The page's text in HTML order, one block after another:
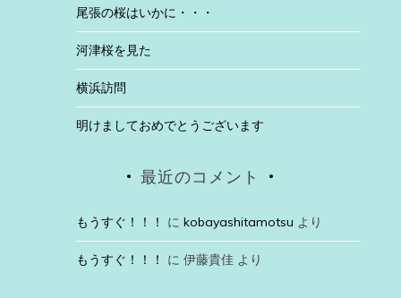
尾張の桜はいかに・・・
河津桜を見た
横浜訪問
明けましておめでとうございます
最近のコメント
もうすぐ！！！ に kobayashitamotsu より
もうすぐ！！！ に 伊藤貴佳より